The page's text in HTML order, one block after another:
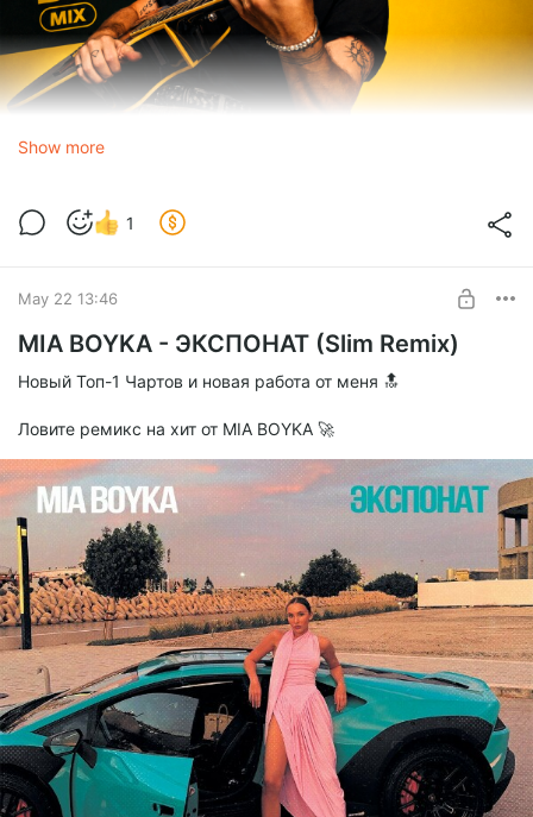
Химия (CORTO X SLIM Remix)
mp3
CHEBANOV - Химия (CORTO X SLIM Remix).mp3
7.02 Mb
mp3
CHEBANOV - Химия (CORTO X SLIM Remix Extended).mp3
8.82 Mb
Show more
1
May 22 13:46
MIA BOYKA - ЭКСПОНАТ (Slim Remix)
Новый Топ-1 Чартов и новая работа от меня 🔝
Ловите ремикс на хит от MIA BOYKA 🚀